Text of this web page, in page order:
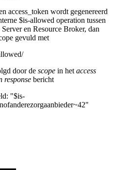
access_token wordt gegenereerd
$is-allowed operation tussen
en Resource Broker, dan
gevuld met
door de scope in het access
response bericht
"$is-